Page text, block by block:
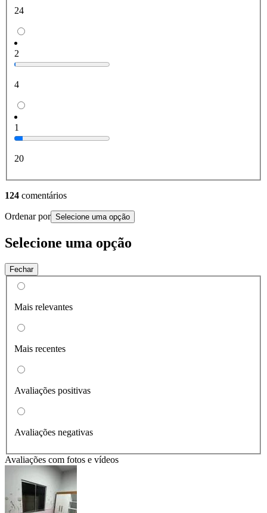
24
2
4
1
20
124 comentários
Ordenar por Selecione uma opção
Selecione uma opção
Fechar
Mais relevantes
Mais recentes
Avaliações positivas
Avaliações negativas
Avaliações com fotos e vídeos